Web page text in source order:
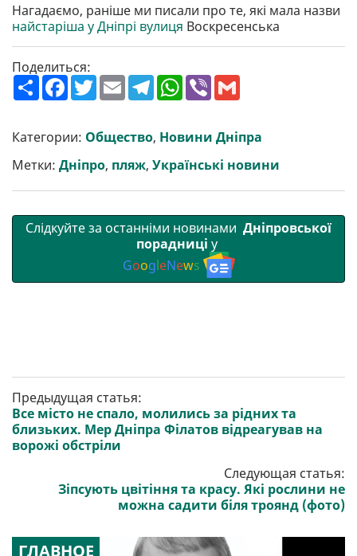
Нагадаємо, раніше ми писали про те, які мала назви
найстаріша у Дніпрі вулиця Воскресенська
Поделиться:
П
о
р
и
и
F
a
b
o
k
T
w
t
e
E
m
l
T
e
g
r
a
m
W
h
s
A
p
p
V
r l
Категории: Общество, Новини Дніпра
Метки: Дніпро, пляж, Українські новини
Слідкуйте за останніми новинами Дніпровської
порадниці у
GoogleNews
Предыдущая статья:
Все місто не спало, молились за рідних та
близьких. Мер Дніпра Філатов відреагував на
ворожі обстріли
Следующая статья:
Зіпсують цвітіння та красу. Які рослини не
можна садити біля троянд (фото)
ГЛАВНОЕ